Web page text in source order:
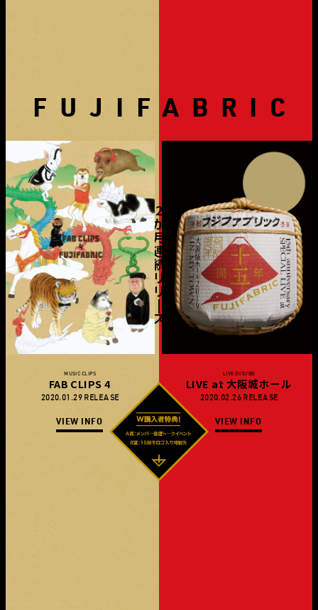
2
か
月
連
続
リ
リ
|
ス
FUJIFABRIC
MUSIC CLIPS
FAB CLIPS 4
2020.01.29 RELEASE
VIEW INFO
LIVE DVD/BD
LIVE at 大阪城ホール
2020.02.26 RELEASE
VIEW INFO